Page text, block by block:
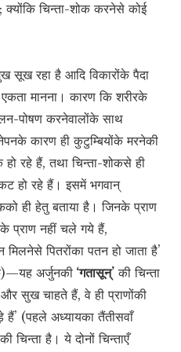
क्योंकि चिन्ता-शोक करनेसे कोई
सूख रहा है आदि विकारोंके पैदा
मानना। कारण कि शरीरके
पोषण करनेवालोंके साथ
कारण ही कुटुम्बियोंके मरनेकी
रहे हैं, तथा चिन्ता-शोकसे ही
हो रहे हैं। इसमें भगवान्
ही हेतु बताया है। जिनके प्राण
प्राण नहीं चले गये हैं,
पितरोंका पतन हो जाता है’
अर्जुनकी ‘गतासून्’ की चिन्ता
सुख चाहते हैं, वे ही प्राणोंकी
(पहले अध्यायका तैंतीसवाँ
की चिन्ता है। ये दोनों चिन्ताएँ